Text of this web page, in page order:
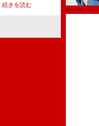
続きを読む